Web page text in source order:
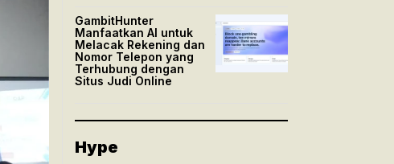
GambitHunter
Manfaatkan AI untuk
Melacak Rekening dan
Nomor Telepon yang
Terhubung dengan
Situs Judi Online
Hype